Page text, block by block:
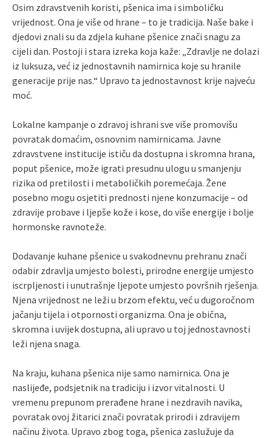
Osim zdravstvenih koristi, pšenica ima i simboličku
vrijednost. Ona je više od hrane – to je tradicija. Naše bake i
djedovi znali su da zdjela kuhane pšenice znači snagu za
cijeli dan. Postoji i stara izreka koja kaže: „Zdravlje ne dolazi
iz luksuza, već iz jednostavnih namirnica koje su hranile
generacije prije nas.“ Upravo ta jednostavnost krije najveću
moć.
Lokalne kampanje o zdravoj ishrani sve više promovišu
povratak domaćim, osnovnim namirnicama. Javne
zdravstvene institucije ističu da dostupna i skromna hrana,
poput pšenice, može igrati presudnu ulogu u smanjenju
rizika od pretilosti i metaboličkih poremećaja. Žene
posebno mogu osjetiti prednosti njene konzumacije – od
zdravije probave i ljepše kože i kose, do više energije i bolje
hormonske ravnoteže.
Dodavanje kuhane pšenice u svakodnevnu prehranu znači
odabir zdravlja umjesto bolesti, prirodne energije umjesto
iscrpljenosti i unutrašnje ljepote umjesto površnih rješenja.
Njena vrijednost ne leži u brzom efektu, već u dugoročnom
jačanju tijela i otpornosti organizma. Ona je obična,
skromna i uvijek dostupna, ali upravo u toj jednostavnosti
leži njena snaga.
Na kraju, kuhana pšenica nije samo namirnica. Ona je
naslijeđe, podsjetnik na tradiciju i izvor vitalnosti. U
vremenu prepunom prerađene hrane i nezdravih navika,
povratak ovoj žitarici znači povratak prirodi i zdravijem
načinu života. Upravo zbog toga, pšenica zaslužuje da